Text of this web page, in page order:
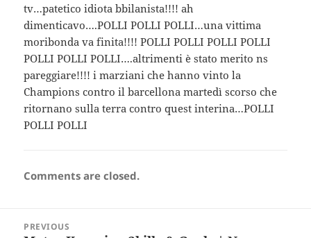
tv…patetico idiota bbilanista!!!! ah
dimenticavo….POLLI POLLI POLLI…una vittima
moribonda va finita!!!! POLLI POLLI POLLI POLLI
POLLI POLLI POLLI….altrimenti è stato merito ns
pareggiare!!!! i marziani che hanno vinto la
Champions contro il barcellona martedì scorso che
ritornano sulla terra contro quest interina…POLLI
POLLI POLLI
Comments are closed.
navigation
PREVIOUS